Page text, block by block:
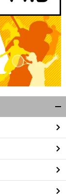
前
閉
る